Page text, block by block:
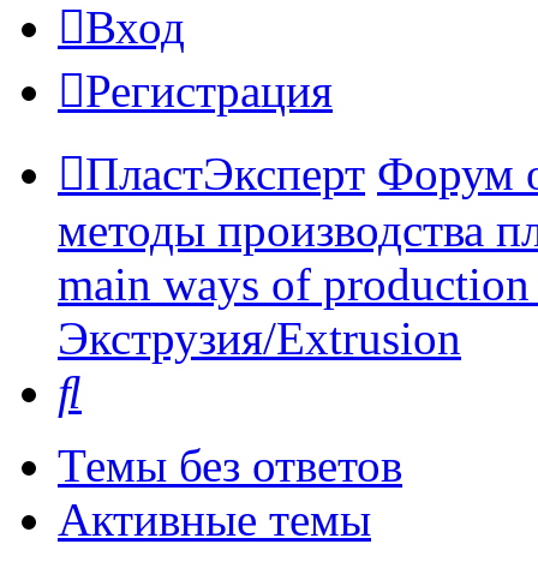
Вход
Регистрация
ПластЭксперт Форум
методы производства
main ways of
Экструзия/Extrusion
Темы без ответов
Активные темы